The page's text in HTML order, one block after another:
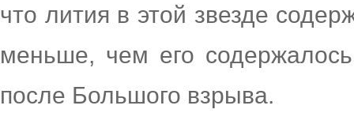
что лития в этой звезде
меньше, чем его
после Большого взрыва.